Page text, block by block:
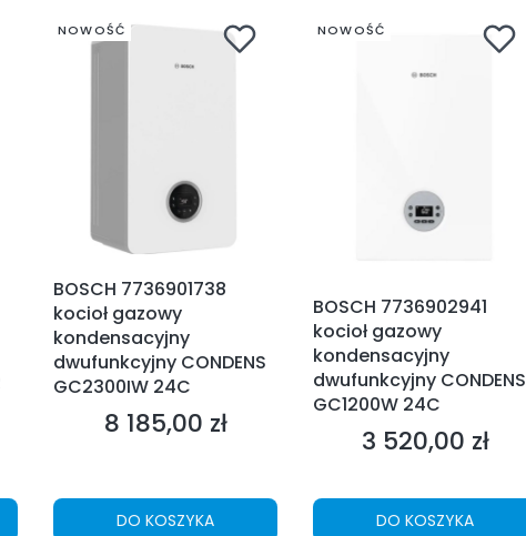
NOWOŚĆ
BOSCH 7736901738
kocioł gazowy
kondensacyjny
dwufunkcyjny CONDENS
GC2300IW 24C
Cena
8 185,00 zł
DO KOSZYKA
NOWOŚĆ
BOSCH 7736902941
kocioł gazowy
kondensacyjny
dwufunkcyjny CONDENS
GC1200W 24C
Cena
3 520,00 zł
DO KOSZYKA